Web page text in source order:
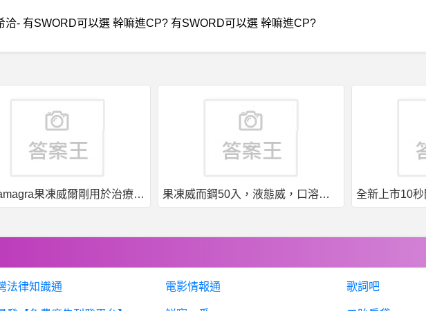
洽- 有SWORD可以選 幹嘛進CP? 有SWORD可以選 幹嘛進CP?
果凍威而鋼50入，液態威，口溶速效 全新上市10秒開袋的泰國果凍威而鋼強勢來襲
法律知識通 電影情報通 歌詞吧